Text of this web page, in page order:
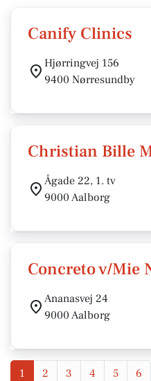
Canify Clinics
Hjørringvej 156
9400 Nørresundby
Christian Bille
Ågade 22, 1. tv
9000 Aalborg
Concreto v/Mie
Ananasvej 24
9000 Aalborg
1 2 3 4 5 6